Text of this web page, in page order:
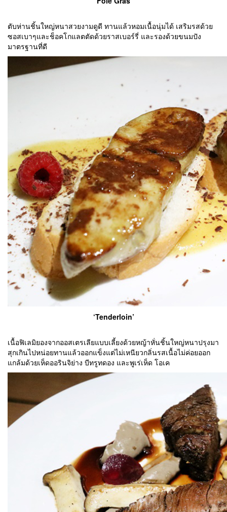
ตับห่านชิ้นใหญ่หนาสวยงามดูดี ทานแล้วหอมเนื้อนุ่มได้ เสริมรสด้วย
ซอสเบาๆและช็อคโกแลตตัดด้วยราสเบอร์รี่ และรองด้วยขนมปัง
มาตรฐานที่ดี
‘Tenderloin’
เนื้อฟิเลมิยองจากออสเตรเลียแบบเลี้ยงด้วยหญ้าหั่นชิ้นใหญ่หนาปรุงมา
สุกเกินไปหน่อยทานแล้วออกแข็งแต่ไม่เหนียวกลิ่นรสเนื้อไม่ค่อยออก
แกล้มด้วยเห็ดออรินจิย่าง บีทรูทดอง และพูเร่เห็ด โอเค